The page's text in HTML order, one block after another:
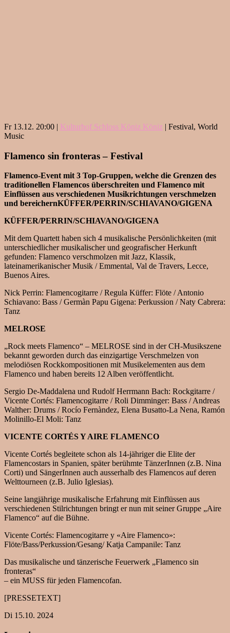
Fr 13.12. 20:00 | Kulturhof Schloss Köniz Köniz | Festival, World
Music
Flamenco sin fronteras – Festival
Flamenco-Event mit 3 Top-Gruppen, welche die Grenzen des
traditionellen Flamencos überschreiten und Flamenco mit
Einflüssen aus verschiedenen Musikrichtungen verschmelzen
und bereichernKÜFFER/PERRIN/SCHIAVANO/GIGENA
KÜFFER/PERRIN/SCHIAVANO/GIGENA
Mit dem Quartett haben sich 4 musikalische Persönlichkeiten (mit
unterschiedlicher musikalischer und geografischer Herkunft
gefunden: Flamenco verschmolzen mit Jazz, Klassik,
lateinamerikanischer Musik / Emmental, Val de Travers, Lecce,
Buenos Aires.
Nick Perrin: Flamencogitarre / Regula Küffer: Flöte / Antonio
Schiavano: Bass / Germàn Papu Gigena: Perkussion / Naty Cabrera:
Tanz
MELROSE
„Rock meets Flamenco“ – MELROSE sind in der CH-Musikszene
bekannt geworden durch das einzigartige Verschmelzen von
melodiösen Rockkompositionen mit Musikelementen aus dem
Flamenco und haben bereits 12 Alben veröffentlicht.
Sergio De-Maddalena und Rudolf Herrmann Bach: Rockgitarre /
Vicente Cortés: Flamencogitarre / Roli Dimminger: Bass / Andreas
Walther: Drums / Rocío Fernàndez, Elena Busatto-La Nena, Ramón
Molinillo-El Moli: Tanz
VICENTE CORTÉS Y AIRE FLAMENCO
Vicente Cortés begleitete schon als 14-jähriger die Elite der
Flamencostars in Spanien, später berühmte TänzerInnen (z.B. Nina
Corti) und SängerInnen auch ausserhalb des Flamencos auf deren
Welttourneen (z.B. Julio Iglesias).
Seine langjährige musikalische Erfahrung mit Einflüssen aus
verschiedenen Stilrichtungen bringt er nun mit seiner Gruppe „Aire
Flamenco“ auf die Bühne.
Vicente Cortés: Flamencogitarre y «Aire Flamenco»:
Flöte/Bass/Perkussion/Gesang/ Katja Campanile: Tanz
Das musikalische und tänzerische Feuerwerk „Flamenco sin
fronteras“
– ein MUSS für jeden Flamencofan.
[PRESSETEXT]
Di 15.10. 2024